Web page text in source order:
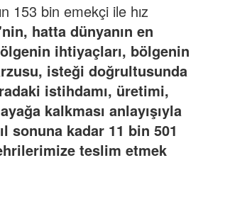
153 bin emekçi ile hız
hatta dünyanın en
ihtiyaçları, bölgenin
isteği doğrultusunda
istihdamı, üretimi,
kalkması anlayışıyla
sonuna kadar 11 bin 501
teslim etmek